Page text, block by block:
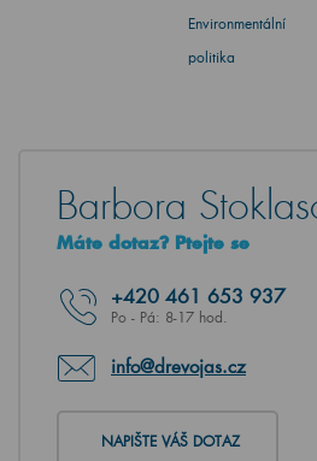
Environmentální
politika
Barbora
Máte dotaz? Ptejte se
+420 461 653 937
Po - Pá: 8-17 hod.
info@drevojas.cz
NAPIŠTE VÁŠ DOTAZ